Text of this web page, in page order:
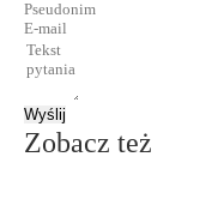
Wyślij
Zobacz też